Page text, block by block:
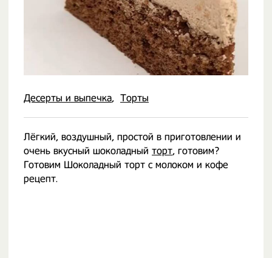
Десерты и выпечка Торты
Лёгкий, воздушный, простой в приготовлении и
очень вкусный шоколадный торт, готовим?
Готовим Шоколадный торт с молоком и кофе
рецепт.